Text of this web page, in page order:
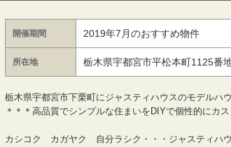
開催期間 2019年7月のおすすめ物件
所在地 栃木県宇都宮市平松本町1125番
栃木県宇都宮市下栗町にジャスティハウスのモデルハ
＊＊＊高品質でシンプルな住まいをDIYで個性的にカス
カシコク カガヤク 自分ラシク・・・ジャスティハ